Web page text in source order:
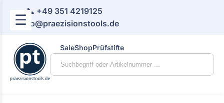
☰
📞 +49 351 4219125
📧 info@praezisionstools.de
SaleShopPrüfstifte